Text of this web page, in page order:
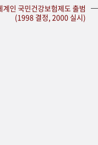
인 국민건강보험제도 출범
(1998 결정, 2000 실시)